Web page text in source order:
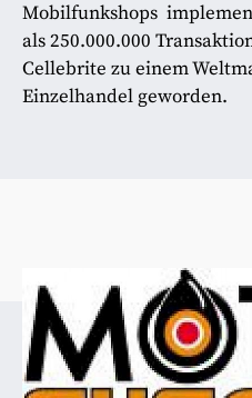
Mobilfunkshops
als 250.000.000
Cellebrite zu einem
Einzelhandel geworden.